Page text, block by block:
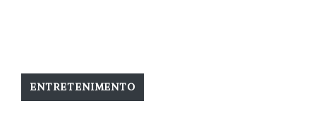
ENTRETENIMENTO